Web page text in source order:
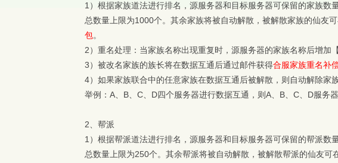
1） 根据家族道法进行排名，源服务器和目标服务器可保留的家族数
总数量上限为1000个。其余家族将被自动解散，被解散家族的仙友
包。
2） 重名处理：当家族名称出现重复时，源服务器的家族名称后增加
3） 被改名家族的族长将在数据互通后通过邮件获得合服家族重名补
4） 如果家族联合中的任意家族在数据互通后被解散，则自动解除家族
举例：A、B、C、D四个服务器进行数据互通，则A、B、C、D服务
2、 帮派
1） 根据帮派道法进行排名，源服务器和目标服务器可保留的帮派数
总数量上限为250个。其余帮派将被自动解散，被解散帮派的仙友可